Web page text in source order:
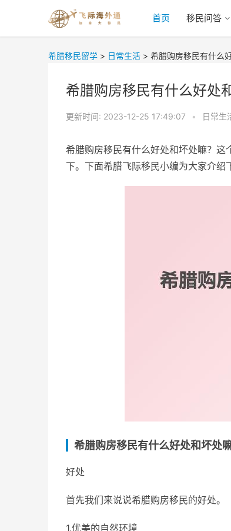
首页 移民问答
希腊移民留学 > 日常生活 > 希腊购房移民有什么
希腊购房移民有什么好处
更新时间: 2023-12-25 17:49:07 • 日常生
希腊购房移民有什么好处和坏处嘛？
下。下面希腊飞际移民小编为大家介
希腊购房移民有什么好处和坏处
好处
首先我们来说说希腊购房移民的好处。
1.优美的自然环境